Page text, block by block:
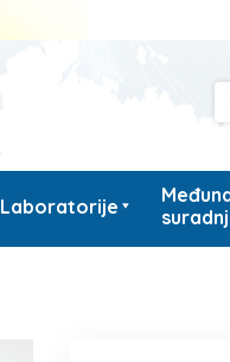
Laboratorije